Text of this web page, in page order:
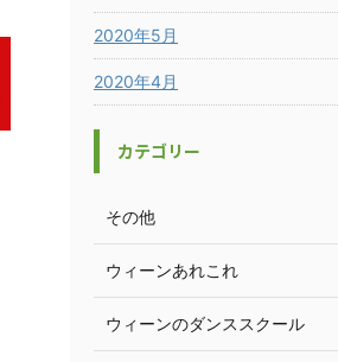
2020年5月
2020年4月
カテゴリー
その他
ウィーンあれこれ
ウィーンのダンススクール